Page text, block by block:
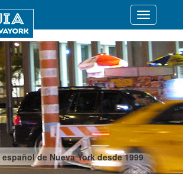
de Nueva York desde 1999
Desplegar